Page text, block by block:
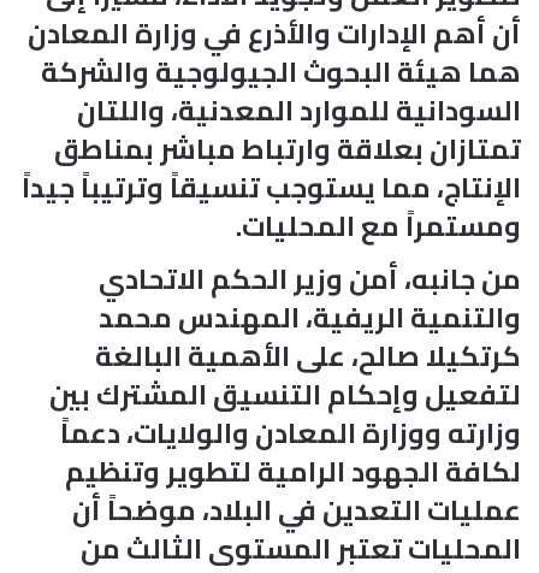
أن أهم الإدارات والأذرع في وزارة المعادن
هما هيئة البحوث الجيولوجية والشركة
السودانية للموارد المعدنية، واللتان
تمتازان بعلاقة وارتباط مباشر بمناطق
الإنتاج، مما يستوجب تنسيقاً وترتيباً جيداً
ومستمراً مع المحليات.
من جانبه، أمن وزير الحكم الاتحادي
والتنمية الريفية، المهندس محمد
كرتكيلا صالح، على الأهمية البالغة
لتفعيل وإحكام التنسيق المشترك بين
وزارته ووزارة المعادن والولايات، دعماً
لكافة الجهود الرامية لتطوير وتنظيم
عمليات التعدين في البلاد، موضحاً أن
المحليات تعتبر المستوى الثالث من